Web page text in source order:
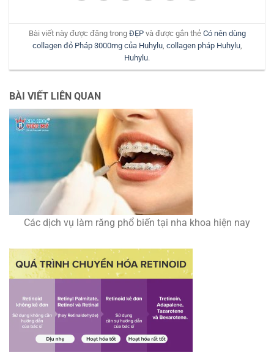
Bài viết này được đăng trong ĐẸPvà được gắn thẻ Có nên dùng
collagen đỏ Pháp 3000mg của Huhylu, collagen pháp Huhylu,
Huhylu.
BÀI VIẾT LIÊN QUAN
Các dịch vụ làm răng phổ biến tại nha khoa hiện nay